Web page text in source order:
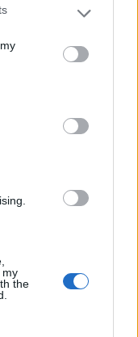
or more Google
You may click to
third-party tags to
in below Google
my
the
gestito